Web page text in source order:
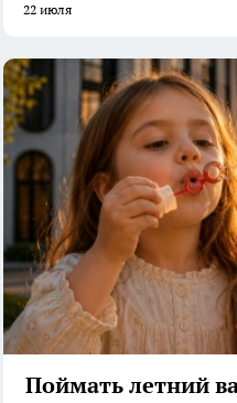
22 июля
Поймать летний